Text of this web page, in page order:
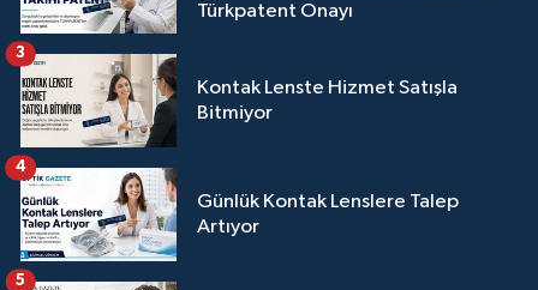
Türkpatent Onayı
Kontak Lenste Hizmet Satışla
Bitmiyor
3
Günlük Kontak Lenslere Talep
Artıyor
4
5